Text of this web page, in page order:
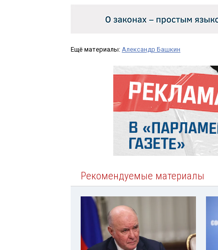
Ещё материалы: Александр Башкин
Рекомендуемые материалы